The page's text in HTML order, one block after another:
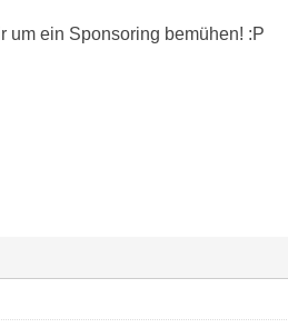
um ein Sponsoring bemühen! :P